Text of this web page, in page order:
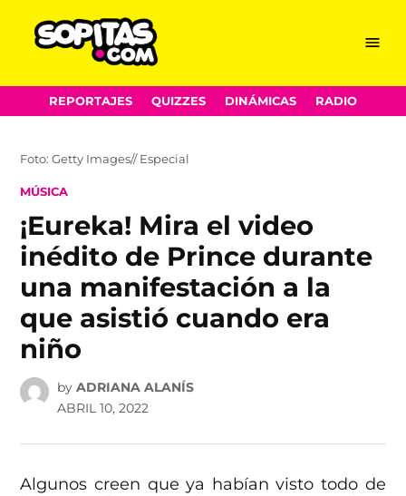
Skip
to
Menu
REPORTAJES QUIZZES DINÁMICAS RADIO
Foto: Getty Images// Especial
POSTED
MÚSICA
¡Eureka! Mira el video
inédito de Prince durante
una manifestación a la
que asistió cuando era
niño
by ADRIANA ALANÍS
ABRIL 10, 2022
Algunos creen que ya habían visto todo de